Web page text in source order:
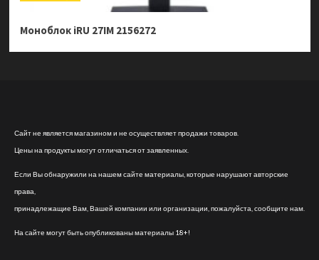
Моноблок iRU 27IM 2156272
Сайт не является магазином и не осуществляет продажи товаров.
Цены на продукты могут отличаться от заявленных.
Если Вы обнаружили на нашем сайте материалы, которые нарушают авторские
права,
принадлежащие Вам, Вашей компании или организации, пожалуйста, сообщите нам.
На сайте могут быть опубликованы материалы 18+!